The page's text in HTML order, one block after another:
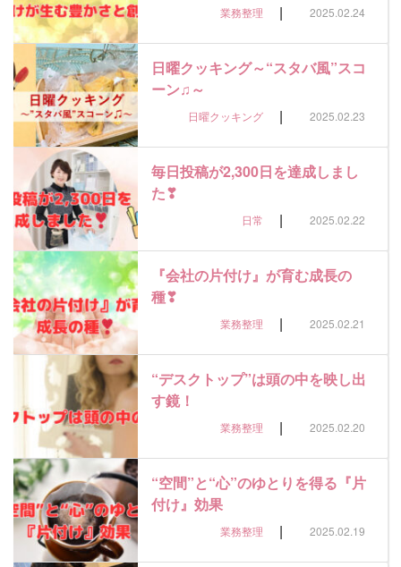
業務整理 | 2025.02.24
日曜クッキング～“スタバ風”スコ
ーン♫～
日曜クッキング | 2025.02.23
毎日投稿が2,300日を達成しまし
た❣
日常 | 2025.02.22
『会社の片付け』が育む成長の
種❣
業務整理 | 2025.02.21
“デスクトップ”は頭の中を映し出
す鏡！
業務整理 | 2025.02.20
“空間”と“心”のゆとりを得る『片
付け』効果
業務整理 | 2025.02.19